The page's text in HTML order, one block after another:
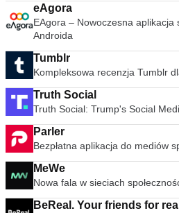
eAgora
EAgora – Nowoczesna aplikacja
Androida
Tumblr
Kompleksowa recenzja Tumblr
Truth Social
Truth Social: Trump's Social
Parler
Bezpłatna aplikacja do mediów
MeWe
Nowa fala w sieciach
BeReal. Your friends for